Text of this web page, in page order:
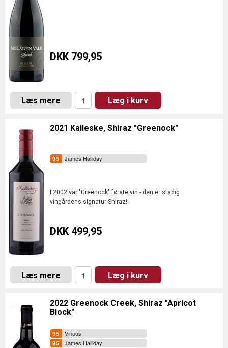
DKK 799,95
Læs mere Læg i kurv
2021 Kalleske, Shiraz "Greenock"
James Halliday
I 2002 var "Greenock" første vin - den er stadig
vingårdens signatur-Shiraz!
DKK 499,95
Læs mere Læg i kurv
2022 Greenock Creek, Shiraz "Apricot
Block"
Vinous
James Halliday